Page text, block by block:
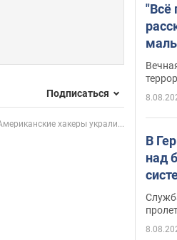
Подписаться
хакеры украли...
"Всё
В
над